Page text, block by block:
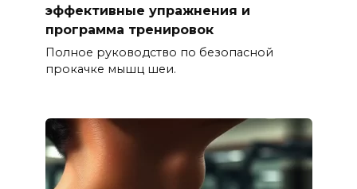
эффективные упражнения и
программа тренировок
Полное руководство по безопасной
прокачке мышц шеи.